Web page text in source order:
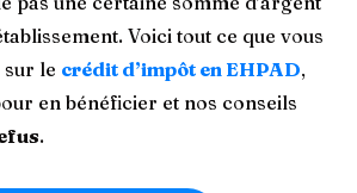
Voici tout ce que vous
le crédit d’impôt en EHPAD,
en bénéficier et nos conseils
.